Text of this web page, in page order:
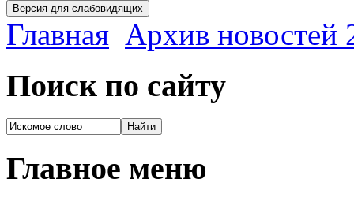
Главная Архив новостей
Поиск по сайту
Главное меню